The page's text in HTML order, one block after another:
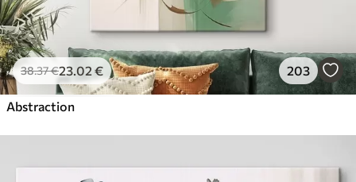
38.37€23 .02 € 203
Abstraction